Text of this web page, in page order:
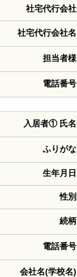
社宅代行会社
社宅代行会社名
担当者様
電話番号
入居者① 氏名
ふりがな
生年月日
性別
続柄
電話番号
会社名(学校名)